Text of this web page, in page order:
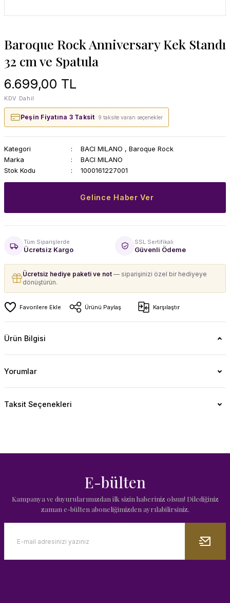
Baroque Rock Anniversary Kek Standı
32 cm ve Spatula
6.699,00 TL
KDV Dahil
Peşin Fiyatına 3 Taksit· 9 taksite varan seçenekler
Kategori BACI MILANO , Baroque Rock
Marka
BACI MILANO
Stok Kodu
1000161227001
Gelince Haber Ver
Tüm Siparişlerde
Ücretsiz Kargo
SSL Sertifikalı
Güvenli Ödeme
Ücretsiz hediye paketi ve not — siparişinizi özel bir hediyeye
dönüştürün.
Ürünü Paylaş Karşılaştır
Ürün Bilgisi
Yorumlar
Taksit Seçenekleri
E-bülten
Kampanya ve duyurularımızdan ilk sizin haberiniz olsun! Dilediğiniz
zaman e-bülten aboneliğimizden ayrılabilirsiniz.